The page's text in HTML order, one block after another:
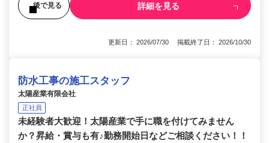
後で見る 詳細を見る
更新日： 2026/07/30 掲載終了日： 2026/10/30
防水工事の施工スタッフ
太陽産業有限会社
正社員
未経験者大歓迎！太陽産業で手に職を付けてみません
か？昇給・賞与も有♪勤務開始日などご相談ください！！